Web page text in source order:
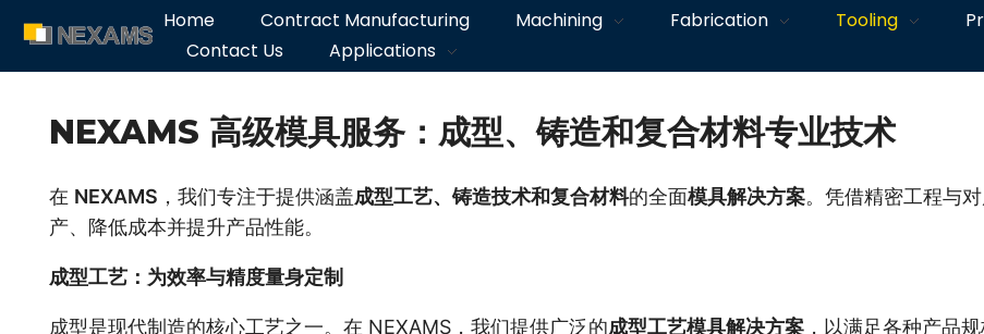
NEXAMS
Home Contract Manufacturing Machining Fabrication Tooling
Contact Us
Applications
NEXAMS 高级模具服务：成型、铸造和复合材料专业技术
在 NEXAMS ，我们专注于提供涵盖成型工艺、铸造技术和复合材料的全面模具解决方案。凭借精密工程与
产、降低成本并提升产品性能。
成型工艺：为效率与精度量身定制
成型是现代制造的核心工艺之一。在 NEXAMS，我们提供广泛的成型工艺模具解决方案 ，以满足各种产品规